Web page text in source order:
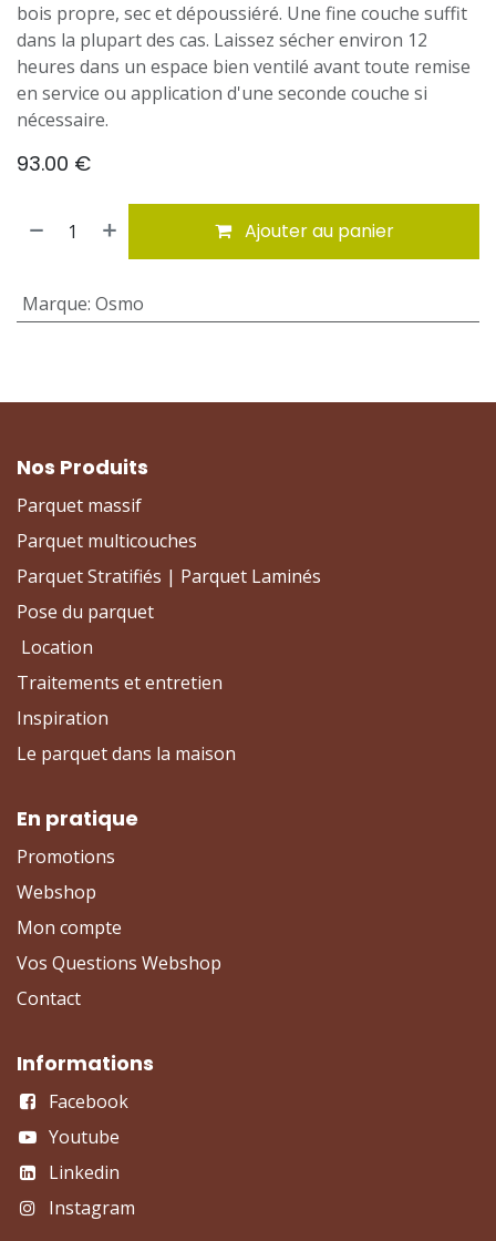
bois propre, sec et dépoussiéré. Une fine couche suffit
dans la plupart des cas. Laissez sécher environ 12
heures dans un espace bien ventilé avant toute remise
en service ou application d'une seconde couche si
nécessaire.
93.00 €
Ajouter au panier
Marque: Osmo
Nos Produits
Parquet massif
Parquet multicouches
Parquet Stratifiés | Parquet Laminés
Pose du parquet
Location
Traitements et entretien
Inspiration
Le parquet dans la maison
En pratique
Promotions
Webshop
Mon compte
Vos Questions Webshop
Contact
Informations
Facebook
Youtube
Linkedin
Instagram